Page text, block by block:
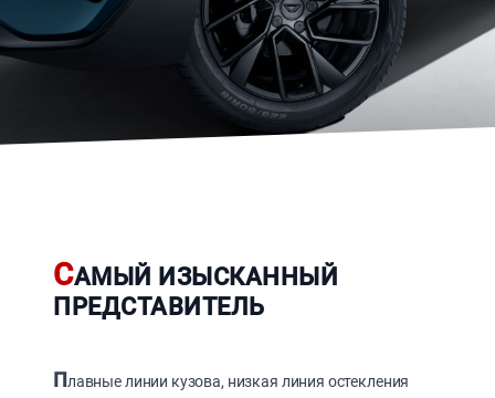
САМЫЙ ИЗЫСКАННЫЙ
ПРЕДСТАВИТЕЛЬ
Плавные линии кузова, низкая линия остекления